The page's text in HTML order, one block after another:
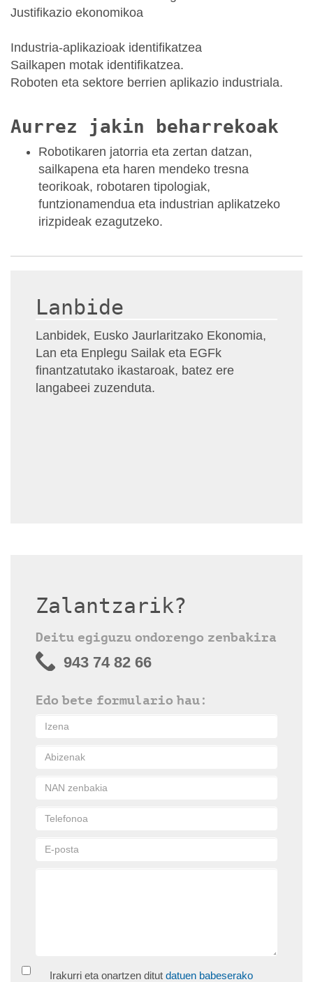
Justifikazio ekonomikoa
Industria-aplikazioak identifikatzea
Sailkapen motak identifikatzea.
Roboten eta sektore berrien aplikazio industriala.
Aurrez jakin beharrekoak
Robotikaren jatorria eta zertan datzan,
sailkapena eta haren mendeko tresna
teorikoak, robotaren tipologiak,
funtzionamendua eta industrian aplikatzeko
irizpideak ezagutzeko.
Lanbide
Lanbidek, Eusko Jaurlaritzako Ekonomia,
Lan eta Enplegu Sailak eta EGFk
finantzatutako ikastaroak, batez ere
langabeei zuzenduta.
Zalantzarik?
Deitu egiguzu ondorengo zenbakira
943 74 82 66
Edo bete formulario hau:
Irakurri eta onartzen ditut datuen babeserako